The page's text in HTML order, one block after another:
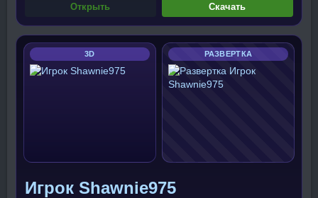
Открыть Скачать
3D РАЗВЕРТКА
Игрок Shawnie975